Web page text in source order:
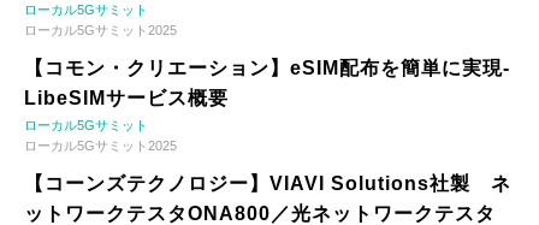
ローカル5Gサミット
ローカル5Gサミット2025
【コモン・クリエーション】eSIM配布を簡単に実現-
LibeSIMサービス概要
ローカル5Gサミット
ローカル5Gサミット2025
【コーンズテクノロジー】VIAVI Solutions社製 ネ
ットワークテスタONA800／光ネットワークテスタ